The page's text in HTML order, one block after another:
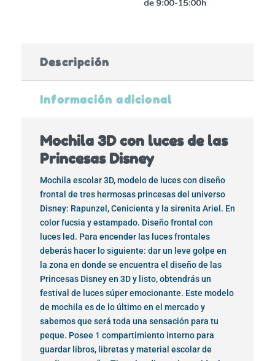
Descripción
Información adicional
Mochila 3D con luces de las
Princesas Disney
Mochila escolar 3D, modelo de luces con diseño
frontal de tres hermosas princesas del universo
Disney: Rapunzel, Cenicienta y la sirenita Ariel. En
color fucsia y estampado. Diseño frontal con
luces led. Para encender las luces frontales
deberás hacer lo siguiente: dar un leve golpe en
la zona en donde se encuentra el diseño de las
Princesas Disney en 3D y listo, obtendrás un
festival de luces súper emocionante. Este modelo
de mochila es de lo último en el mercado y
sabemos que será toda una sensación para tu
peque. Posee 1 compartimiento interno para
guardar libros, libretas y material escolar de